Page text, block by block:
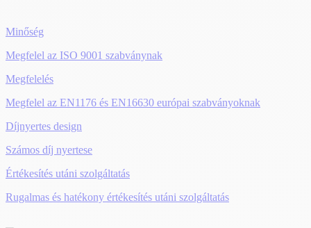
Minőség
Megfelel az ISO 9001 szabványnak
Megfelelés
Megfelel az EN1176 és EN16630 európai szabványoknak
Díjnyertes design
Számos díj nyertese
Értékesítés utáni szolgáltatás
Rugalmas és hatékony értékesítés utáni szolgáltatás